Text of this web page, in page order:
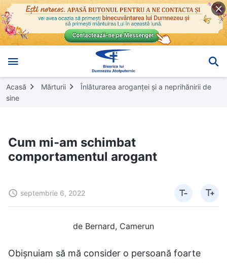
Acasă Mărturii
Înlăturarea aroganței și a neprihănirii de
sine
Cum mi-am schimbat
comportamentul arogant
septembrie 6, 2022
de Bernard, Camerun
Obișnuiam să mă consider o persoană foarte